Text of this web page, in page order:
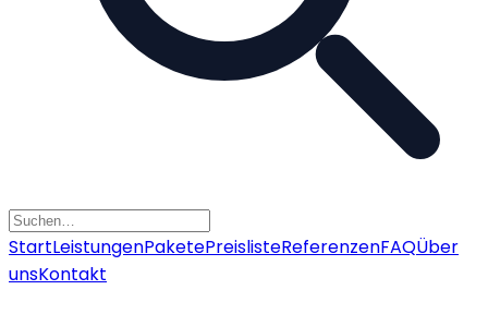
StartLeistungenPaketePreislisteReferenzenFAQÜber
unsKontakt